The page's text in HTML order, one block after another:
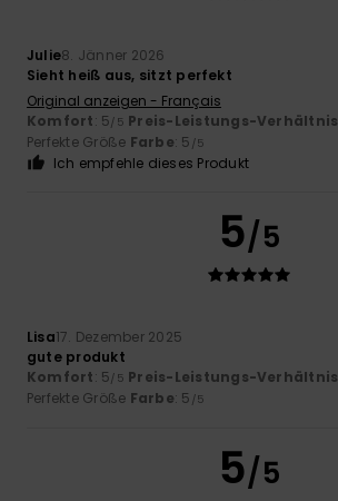
Julie8. Jänner 2026
Sieht heiß aus, sitzt perfekt
Original anzeigen - Français
Komfort: 5/5 Preis-Leistungs-Verhältnis
Perfekte Größe Farbe: 5 /5
Ich empfehle dieses Produkt
5/5
Lisa17. Dezember 2025
gute produkt
Komfort: 5/5 Preis-Leistungs-Verhältnis
Perfekte Größe Farbe: 5 /5
5/5